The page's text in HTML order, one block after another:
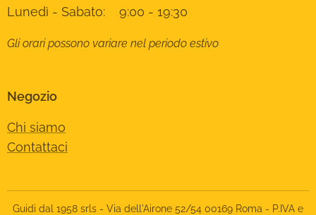
Lunedì - Sabato: 9:00 - 19:30
Gli orari possono variare nel periodo estivo
Negozio
Chi siamo
Contattaci
Guidi dal 1958 srls - Via dell'Airone 52/54 00169 Roma - P.IVA e